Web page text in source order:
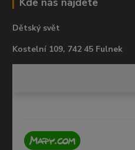
Dětský svět
Kostelní 109, 742 45 Fulnek